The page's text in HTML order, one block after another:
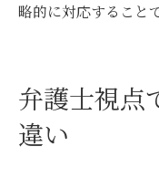
略的に対応すること
弁護士視点
違い